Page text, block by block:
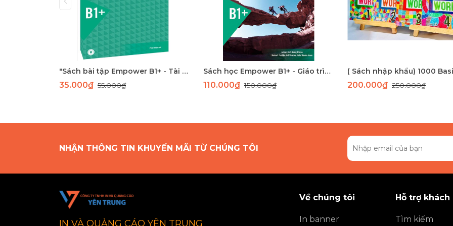
"Sách bài tập Empower B1+ - Tài liệu học tiếng Anh trung cấp Cambridge"
35.000₫ 55.000₫
Sách học Empower B1+ - Giáo trình học tiếng Anh giao tiếp trình độ B1+
110.000₫150.000₫ 200.000₫ 250.000₫
NHẬN THÔNG TIN KHUYẾN MÃI TỪ CHÚNG TÔI
IN VÀ QUẢNG CÁO YÊN TRUNG
Về chúng tôi
In banner
Hỗ trợ khách
Tìm kiếm